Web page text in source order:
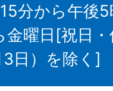
分から午後5
金曜日[祝日
3日）を除く]